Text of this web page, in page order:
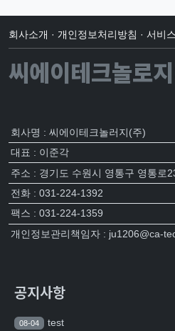
회사소개 · 개인정보처리방침 · 서비
씨에이테크놀로
회사명 : 씨에이테크놀러지(주)
대표 : 이준각
주소 : 경기도 수원시 영통구 영통로
전화 : 031-224-1392
팩스 : 031-224-1359
개인정보관리책임자 : ju1206@ca-
공지사항
08-04 test